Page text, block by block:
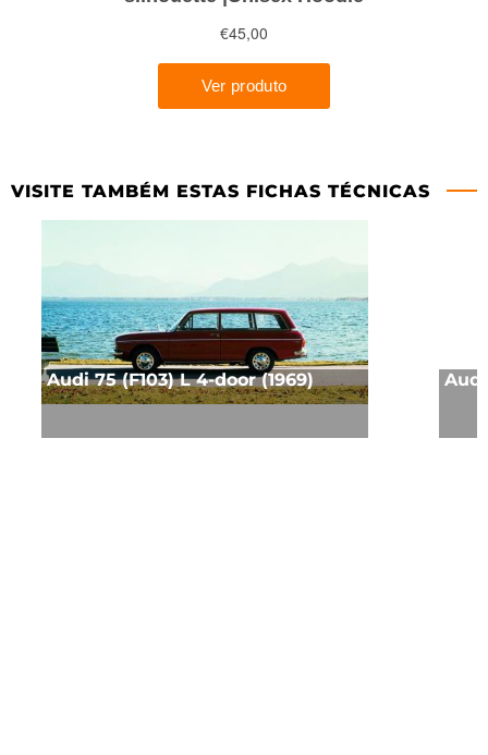
VISITE TAMBÉM ESTAS FICHAS TÉCNICAS
Audi 75 (F103) L 4-door (1969) Audi